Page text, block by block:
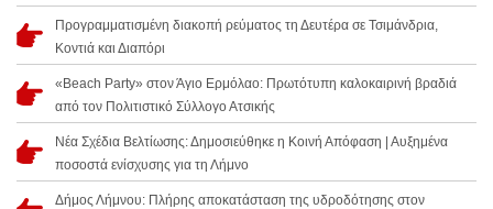
Προγραμματισμένη διακοπή ρεύματος τη Δευτέρα σε Τσιμάνδρια,
Κοντιά και Διαπόρι
«Beach Party» στον Άγιο Ερμόλαο: Πρωτότυπη καλοκαιρινή βραδιά
από τον Πολιτιστικό Σύλλογο Ατσικής
Νέα Σχέδια Βελτίωσης: Δημοσιεύθηκε η Κοινή Απόφαση | Αυξημένα
ποσοστά ενίσχυσης για τη Λήμνο
Δήμος Λήμνου: Πλήρης αποκατάσταση της υδροδότησης στον